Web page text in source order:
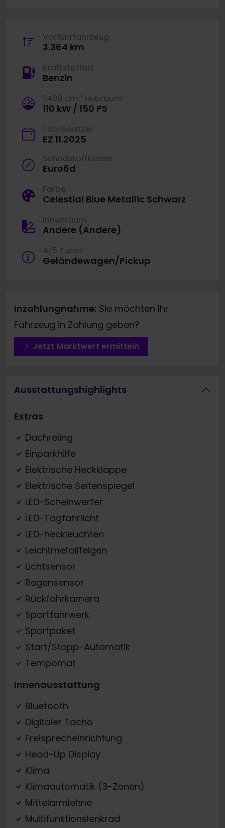
Vorführfahrzeug
3.364 km
Kraftstoffart
Benzin
1.498 cm 3 Hubraum
110 kW / 150 PS
1 Vorbesitzer
EZ 11.2025
Schadstoffklasse
Euro6d
Farbe
Celestial Blue Metallic Schwarz
Innenraum
Andere (Andere)
4/5 Türen
Geländewagen/Pickup
Inzahlungnahme: Sie möchten Ihr
Fahrzeug in Zahlung geben?
Jetzt Marktwert ermitteln
Ausstattungshighlights
Extras
Dachreling
Einparkhilfe
Elektrische Heckklappe
Elektrische Seitenspiegel
LED-Scheinwerfer
LED-Tagfahrlicht
LED-heckleuchten
Leichtmetallfelgen
Lichtsensor
Regensensor
Rückfahrkamera
Sportfahrwerk
Sportpaket
Start/Stopp-Automatik
Tempomat
Innenausstattung
Bluetooth
Digitaler Tacho
Freisprecheinrichtung
Head-Up Display
Klima
Klimaautomatik (3-Zonen)
Mittelarmlehne
Multifunktionslenkrad